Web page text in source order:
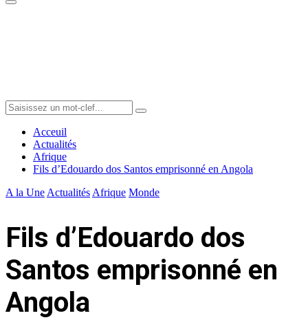
Primary
Search
for:
Search
Acceuil
Actualités
Afrique
Fils d’Edouardo dos Santos emprisonné en Angola
A la Une Actualités Afrique Monde
Fils d’Edouardo dos
Santos emprisonné en
Angola